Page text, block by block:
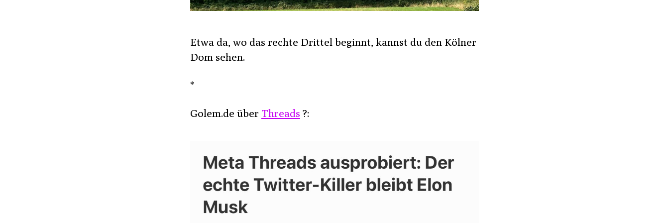
Etwa da, wo das rechte Drittel beginnt, kannst du den Kölner
Dom sehen.
*
Golem.de über Threads ?: